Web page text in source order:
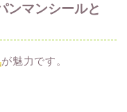
ンマンシールと
が魅力です。